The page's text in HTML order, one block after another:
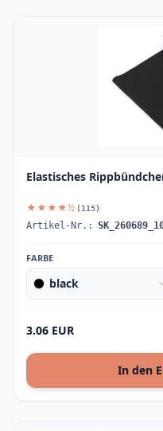
Elastisches
★★★★½ (115)
Artikel-Nr.:
FARBE
black
3.06 EUR
In den